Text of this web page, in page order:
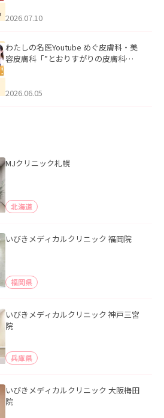
た。
2026.07.10
わたしの名医Youtube めぐ皮膚科・美
容皮膚科「”とおりすがりの皮膚科
2026.06.05
MJクリニック札幌
北海道
いびきメディカルクリニック 福岡院
福岡県
いびきメディカルクリニック 神戸三宮
院
兵庫県
いびきメディカルクリニック 大阪梅田
院